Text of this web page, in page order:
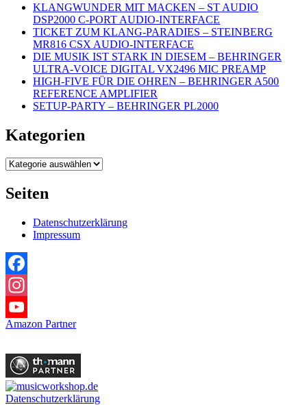
KLANGWUNDER MIT MACKEN – ST AUDIO
DSP2000 C-PORT AUDIO-INTERFACE
TICKET ZUM KLANG-PARADIES – STEINBERG
MR816 CSX AUDIO-INTERFACE
DIE MUSIK IST STARK IN DIESEM – BEHRINGER
ULTRA-VOICE DIGITAL VX2496 MIC PREAMP
HIGH-FIVE FÜR DIE OHREN – BEHRINGER A500
REFERENCE AMPLIFIER
SETUP-PARTY – BEHRINGER PL2000
Kategorien
Kategorien
Seiten
Datenschutzerklärung
Impressum
Facebook
Instagram
YouTube
Amazon Partner
Datenschutzerklärung